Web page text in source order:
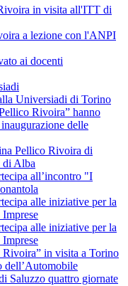
in visita all'ITT di
a lezione con l'ANPI
ai docenti
Universiadi di Torino
Rivoira” hanno
delle
Pellico Rivoira di
di Alba
all’incontro "I
alle iniziative per la
alle iniziative per la
in visita a Torino
dell’Automobile
Saluzzo quattro giornate